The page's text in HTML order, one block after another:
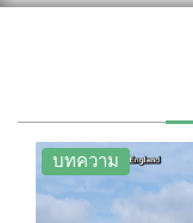
บทความ